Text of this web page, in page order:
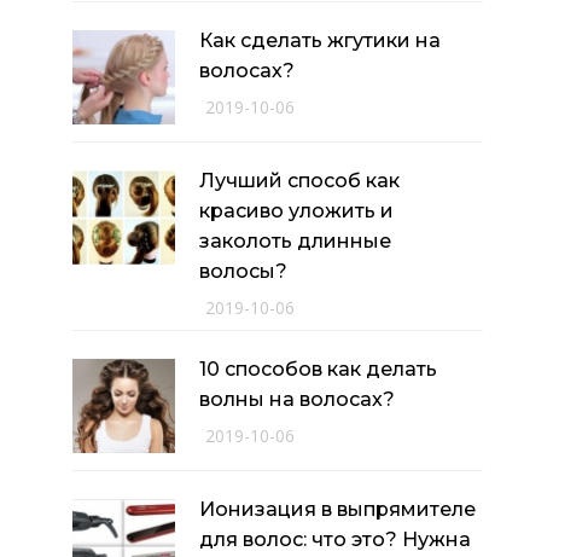
Как сделать жгутики на
волосах?
2019-10-06
Лучший способ как
красиво уложить и
заколоть длинные
волосы?
2019-10-06
10 способов как делать
волны на волосах?
2019-10-06
Ионизация в выпрямителе
для волос: что это? Нужна